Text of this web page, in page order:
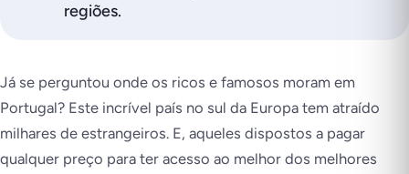
regiões.
Já se perguntou onde os ricos e famosos moram em
Portugal? Este incrível país no sul da Europa tem atraído
milhares de estrangeiros. E, aqueles dispostos a pagar
qualquer preço para ter acesso ao melhor dos melhores